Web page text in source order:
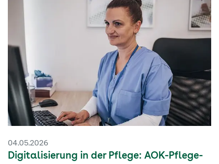
04.05.2026
Digitalisierung in der Pflege: AOK-Pflege-